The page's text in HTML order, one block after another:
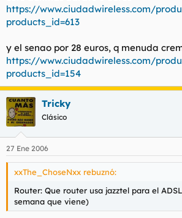
https://www.ciudadwireless.com/
products_id=613
y el senao por 28 euros, q menuda
https://www.ciudadwireless.com/
products_id=154
Tricky
Clásico
27 Ene 2006
xxThe_ChoseNxx rebuznó:
Router: Que router usa jazztel para el
semana que viene)